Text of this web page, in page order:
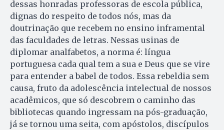
dessas honradas professoras de escola pública,
dignas do respeito de todos nós, mas da
doutrinação que recebem no ensino inframental
das faculdades de letras. Nessas usinas de
diplomar analfabetos, a norma é: língua
portuguesa cada qual tem a sua e Deus que se vire
para entender a babel de todos. Essa rebeldia sem
causa, fruto da adolescência intelectual de nossos
acadêmicos, que só descobrem o caminho das
bibliotecas quando ingressam na pós-graduação,
já se tornou uma seita, com apóstolos, discípulos